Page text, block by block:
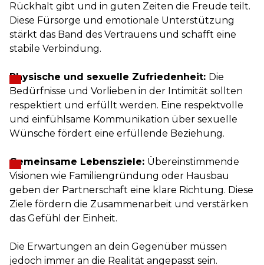
Rückhalt gibt und in guten Zeiten die Freude teilt.
Diese Fürsorge und emotionale Unterstützung
stärkt das Band des Vertrauens und schafft eine
stabile Verbindung.
Physische und sexuelle Zufriedenheit: Die
Bedürfnisse und Vorlieben in der Intimität sollten
respektiert und erfüllt werden. Eine respektvolle
und einfühlsame Kommunikation über sexuelle
Wünsche fördert eine erfüllende Beziehung.
Gemeinsame Lebensziele: Übereinstimmende
Visionen wie Familiengründung oder Hausbau
geben der Partnerschaft eine klare Richtung. Diese
Ziele fördern die Zusammenarbeit und verstärken
das Gefühl der Einheit.
Die Erwartungen an dein Gegenüber müssen
jedoch immer an die Realität angepasst sein.